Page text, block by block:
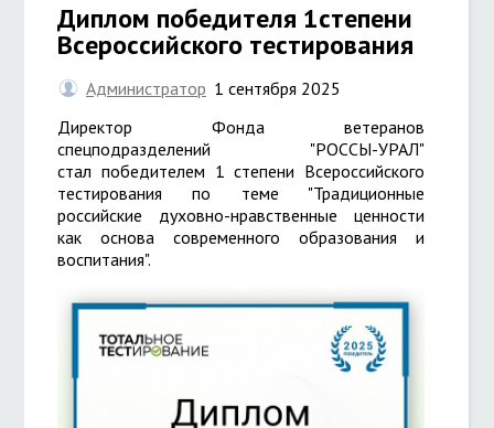
Диплом победителя 1степени
Всероссийского тестирования
Администратор 1 сентября 2025
Директор Фонда ветеранов
спецподразделений "РОССЫ-УРАЛ"
стал победителем 1 степени Всероссийского
тестирования по теме "Традиционные
российские духовно-нравственные ценности
как основа современного образования и
воспитания".